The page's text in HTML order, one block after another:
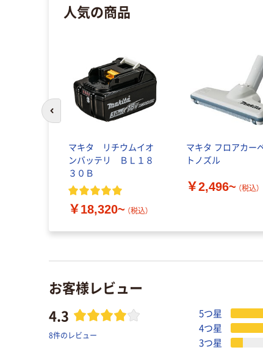
人気の商品
マキタ リチウムイオ
ンバッテリ ＢＬ１８
３０Ｂ
￥18,320~ （税込）
マキタ フロアカー
トノズル
￥2,496~ （税込）
前のスライドへ
お客様レビュー
4.3
8件のレビュー
5つ星
4つ星
3つ星